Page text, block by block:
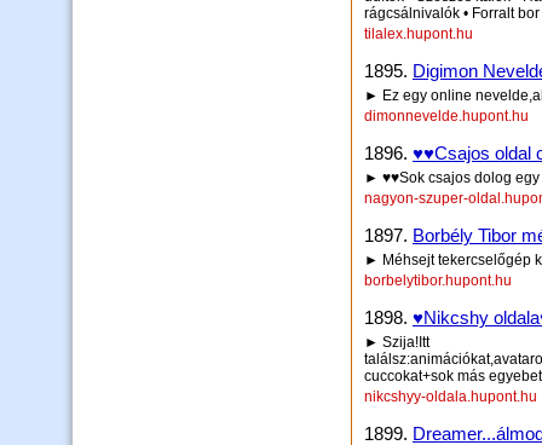
rágcsálnivalók • Forralt
tilalex.hupont.hu
1895. Digimon
► Ez egy online
dimonnevelde.hupont.hu
1896. ♥♥Csajos oldal
► ♥♥Sok csajos dolog
nagyon-szuper-
1897. Borbély Tibor
► Méhsejt tekercselőgép
borbelytibor.hupont.hu
1898. ♥Nikcshy
► Szija!Itt
cuccokat+sok más
nikcshyy-oldala.hupont.hu
1899.